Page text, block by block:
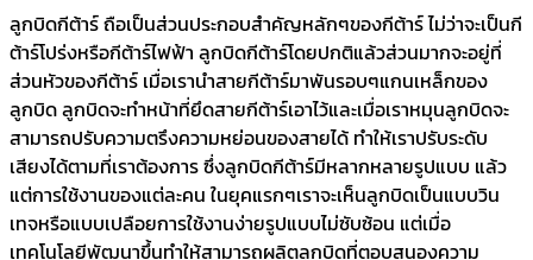
ลูกบิดกีต้าร์ ถือเป็นส่วนประกอบสำคัญหลักๆของกีต้าร์ ไม่ว่าจะเป็นกี
ต้าร์โปร่งหรือกีต้าร์ไฟฟ้า ลูกบิดกีต้าร์โดยปกติแล้วส่วนมากจะอยู่ที่
ส่วนหัวของกีต้าร์ เมื่อเรานำสายกีต้าร์มาพันรอบๆแกนเหล็กของ
ลูกบิด ลูกบิดจะทำหน้าที่ยึดสายกีต้าร์เอาไว้และเมื่อเราหมุนลูกบิดจะ
สามารถปรับความตรึงความหย่อนของสายได้ ทำให้เราปรับระดับ
เสียงได้ตามที่เราต้องการ ซึ่งลูกบิดกีต้าร์มีหลากหลายรูปแบบ แล้ว
แต่การใช้งานของแต่ละคน ในยุคแรกๆเราจะเห็นลูกบิดเป็นแบบวิน
เทจหรือแบบเปลือยการใช้งานง่ายรูปแบบไม่ซับซ้อน แต่เมื่อ
เทคโนโลยีพัฒนาขึ้นทำให้สามารถผลิตลูกบิดที่ตอบสนองความ